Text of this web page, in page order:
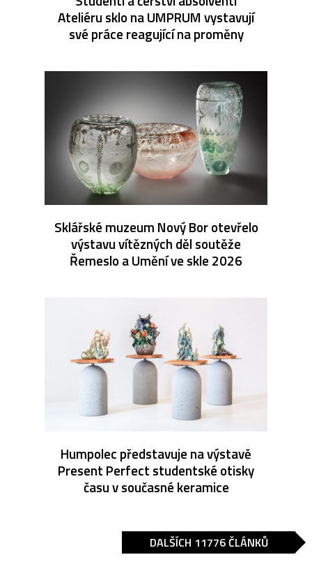
Ateliéru sklo na UMPRUM vystavují
své práce reagující na proměny
Sklářské muzeum Nový Bor otevřelo
výstavu vítězných děl soutěže
Řemeslo a Umění ve skle 2026
Humpolec představuje na výstavě
Present Perfect studentské otisky
času v současné keramice
DALŠÍCH 11776 ČLÁNKŮ